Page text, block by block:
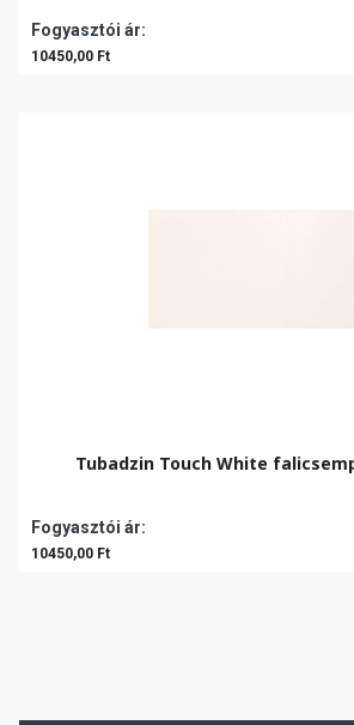
Fogyasztói ár:
10450,00 Ft
Tubadzin Touch White
Fogyasztói ár:
10450,00 Ft